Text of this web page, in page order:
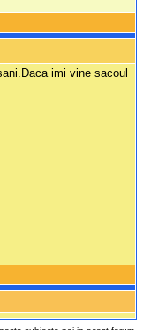
imi vine sacoul